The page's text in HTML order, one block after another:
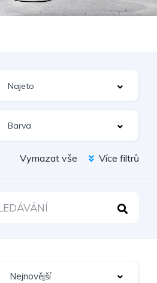
Vymazat vše Více filtrů
Nejnovější